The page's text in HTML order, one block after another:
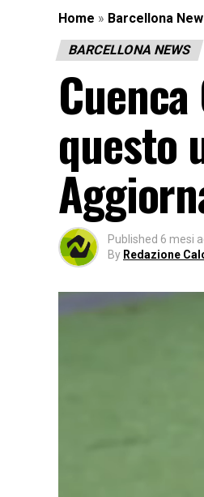
Home » Barcellona
BARCELLONA NEWS
questo
Published 6 mesi
By Redazione